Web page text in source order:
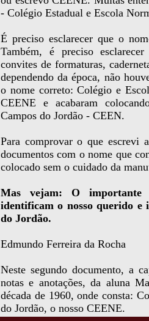
- Colégio Estadual e Escola
É preciso esclarecer que o
Também, é preciso
convites de formaturas,
dependendo da época, não
o nome correto: Colégio e
CEENE e acabaram
Campos do Jordão - CEEN.
Para comprovar o que escrevi
documentos com o nome que
colocado sem o cuidado da
Mas vejam: O importante
identificam o nosso querido e
do Jordão.
Edmundo Ferreira da Rocha
Neste segundo documento, a
notas e anotações, da aluna
década de 1960, onde consta:
do Jordão, o nosso CEENE.